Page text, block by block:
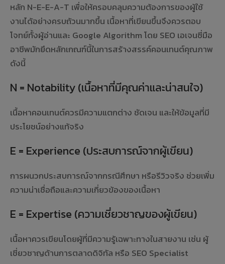
หลัก N-E-E-A-T เพื่อให้ครอบคลุมความต้องการของผู้ใช้
งานได้อย่างครบถ้วนมากขึ้น เนื้อหาที่เขียนขึ้นจึงควรตอบ
โจทย์ทั้งผู้อ่านและ Google Algorithm โดย SEO เอเจนซี่มือ
อาชีพมักยึดหลักเกณฑ์นี้ในการสร้างสรรค์คอนเทนต์คุณภาพ
ดังนี้
N = Notability (เนื้อหาที่มีคุณค่าและน่าสนใจ)
เนื้อหาคอนเทนต์ควรมีความแตกต่าง ชัดเจน และให้ข้อมูลที่มี
ประโยชน์อย่างแท้จริง
E = Experience (ประสบการณ์จากผู้เขียน)
การผนวกประสบการณ์จากกรณีศึกษา หรือรีวิวจริง ช่วยเพิ่ม
ความน่าเชื่อถือและความเกี่ยวข้องของเนื้อหา
E = Expertise (ความเชี่ยวชาญของผู้เขียน)
เนื้อหาควรเขียนโดยผู้ที่มีความรู้เฉพาะทางในสายงาน เช่น ผู้
เชี่ยวชาญด้านการตลาดดิจิทัล หรือ SEO Specialist